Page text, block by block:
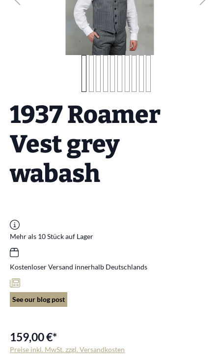
1937 Roamer
Vest grey
wabash
Mehr als 10 Stück auf Lager
Kostenloser Versand innerhalb Deutschlands
See our blog post
159,00 €*
Preise inkl. MwSt. zzgl. Versandkosten